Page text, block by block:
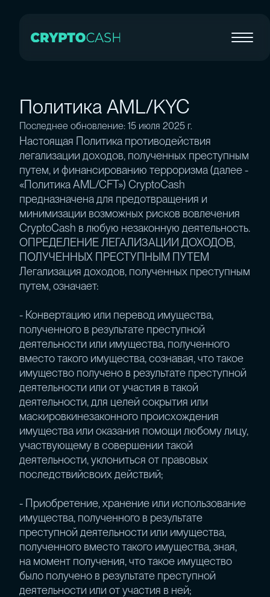
Политика AML/KYC
Последнее обновление: 15 июля 2025 г.
Настоящая Политика противодействия
легализации доходов, полученных преступным
путем, и финансированию терроризма (далее -
«Политика AML/CFT») CryptoCash
предназначена для предотвращения и
минимизации возможных рисков вовлечения
CryptoCash в любую незаконную деятельность.
ОПРЕДЕЛЕНИЕ ЛЕГАЛИЗАЦИИ ДОХОДОВ,
ПОЛУЧЕННЫХ ПРЕСТУПНЫМ ПУТЕМ
Легализация доходов, полученных преступным
путем, означает:
- Конвертацию или перевод имущества,
полученного в результате преступной
деятельности или имущества, полученного
вместо такого имущества, сознавая, что такое
имущество получено в результате преступной
деятельности или от участия в такой
деятельности, для целей сокрытия или
маскировкинезаконного происхождения
имущества или оказания помощи любому лицу,
участвующему в совершении такой
деятельности, уклониться от правовых
последствийсвоих действий;
- Приобретение, хранение или использование
имущества, полученного в результате
преступной деятельности или имущества,
полученного вместо такого имущества, зная,
на момент получения, что такое имущество
было получено в результате преступной
деятельности или от участия в ней;